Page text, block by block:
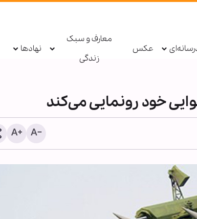
عکس
معارف و سبک
زندگی
نهادها
خود رونمایی می‌کند